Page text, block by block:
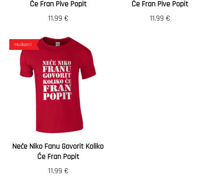
Će Fran Pive Popit
11.99 €
Će Fran Pive Popit
11.99 €
Muškarci
Neće Niko Fanu Govorit Koliko
Će Fran Popit
11.99 €